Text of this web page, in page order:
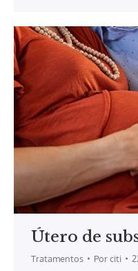
Útero de
Tratamentos Porciti